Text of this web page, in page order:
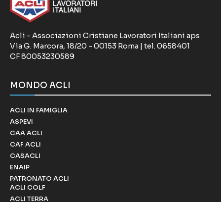
Acli - Associazioni Cristiane Lavoratori Italiani aps
Via G. Marcora, 18/20 - 00153 Roma | tel. 0658401
CF 80053230589
MONDO ACLI
ACLI IN FAMIGLIA
ASPEVI
CAA ACLI
CAF ACLI
CASACLI
ENAIP
PATRONATO ACLI
ACLI COLF
ACLI TERRA